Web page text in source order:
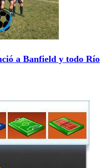
a Banfield y todo Río